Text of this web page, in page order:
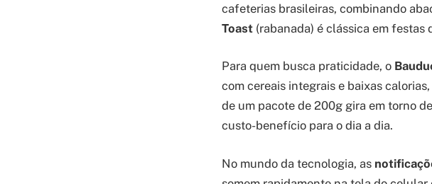
cafeterias brasileiras, combinando
Toast (rabanada) é clássica em festas
Para quem busca praticidade, o
com cereais integrais e baixas
de um pacote de 200g gira em torno
custo-benefício para o dia a dia.
No mundo da tecnologia, as